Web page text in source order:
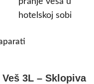
3L – Sklopiva